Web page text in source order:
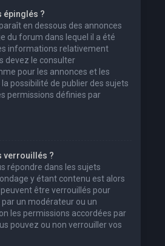
épinglés ?
en dessous des annonces
du forum dans lequel il a été
informations relativement
devez le consulter
pour les annonces et les
possibilité de publier des sujets
permissions définies par
verrouillés ?
répondre dans les sujets
y étant contenu est alors
être verrouillés pour
un modérateur ou un
les permissions accordées par
pouvez ou non verrouiller vos